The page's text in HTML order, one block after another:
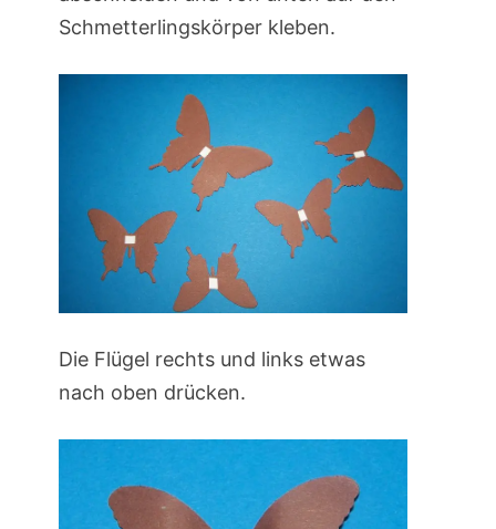
Schmetterlingskörper kleben.
Die Flügel rechts und links etwas
nach oben drücken.